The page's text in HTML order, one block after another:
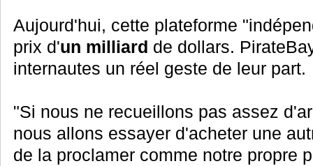
Aujourd'hui, cette plateforme
prix d'un milliard de dollars.
internautes un réel geste de leur part.
"Si nous ne recueillons pas assez
nous allons essayer d'acheter une
de la proclamer comme notre propre